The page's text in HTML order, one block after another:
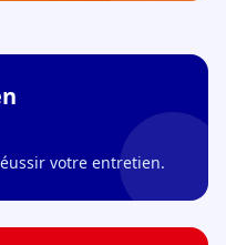
votre entretien.